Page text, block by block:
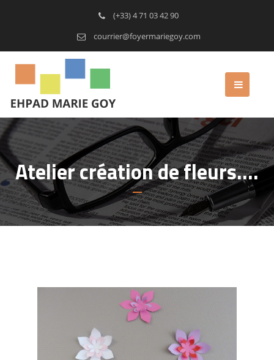
(+33) 4 71 03 42 90
courrier@foyermariegoy.com
Atelier création de fleurs….